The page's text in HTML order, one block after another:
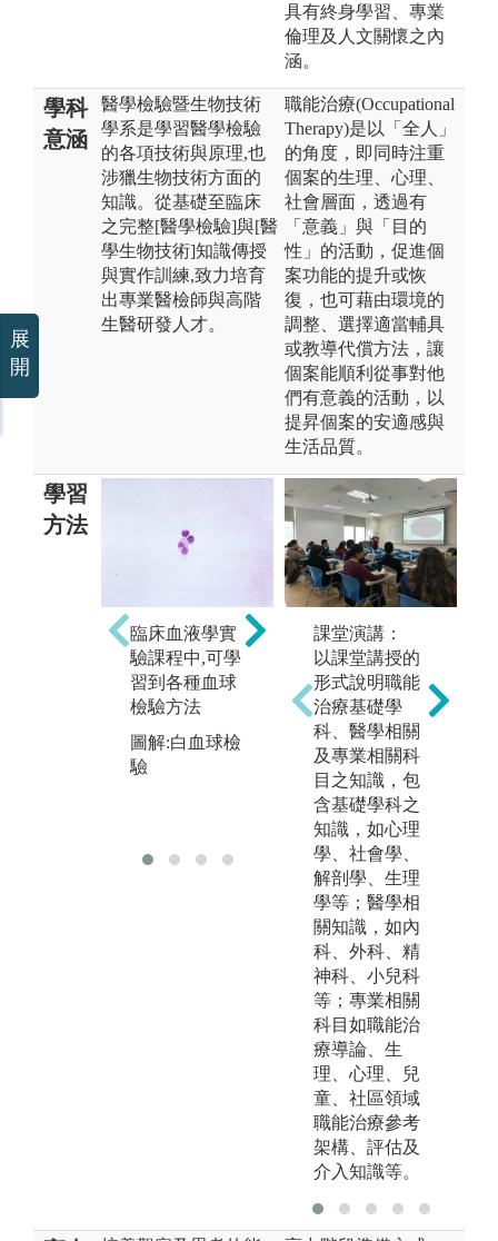
具有終身學習、專業
倫理及人文關懷之內
涵。
學科
意涵
醫學檢驗暨生物技術
學系是學習醫學檢驗
的各項技術與原理,也
涉獵生物技術方面的
知識。從基礎至臨床
之完整[醫學檢驗]與[醫
學生物技術]知識傳授
與實作訓練,致力培育
出專業醫檢師與高階
生醫研發人才。
職能治療(Occupational
Therapy)是以「全人」
的角度，即同時注重
個案的生理、心理、
社會層面，透過有
「意義」與「目的
性」的活動，促進個
案功能的提升或恢
復，也可藉由環境的
調整、選擇適當輔具
或教導代償方法，讓
個案能順利從事對他
們有意義的活動，以
提昇個案的安適感與
生活品質。
學習
方法
臨床血液學實
驗課程中,可學
習到各種血球
檢驗方法
圖解:白血球檢
驗
NGS
圖解:NGS圖片
課堂演講：
以課堂講授的
形式說明職能
治療基礎學
科、醫學相關
及專業相關科
目之知識，包
含基礎學科之
知識，如心理
學、社會學、
解剖學、生理
學等；醫學相
關知識，如內
科、外科、精
神科、小兒科
等；專業相關
科目如職能治
療導論、生
理、心理、兒
童、社區領域
職能治療參考
架構、評估及
介入知識等。
展
開